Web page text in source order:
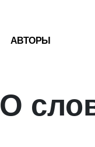
АВТОРЫ
О